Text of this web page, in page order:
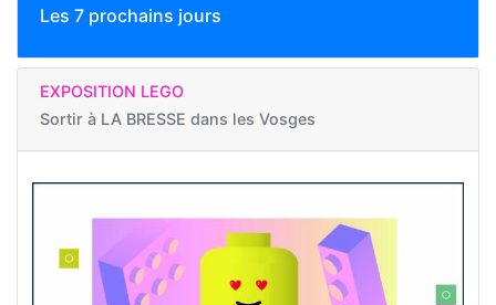
Les 7 prochains jours
EXPOSITION LEGO
Sortir à LA BRESSE dans les Vosges